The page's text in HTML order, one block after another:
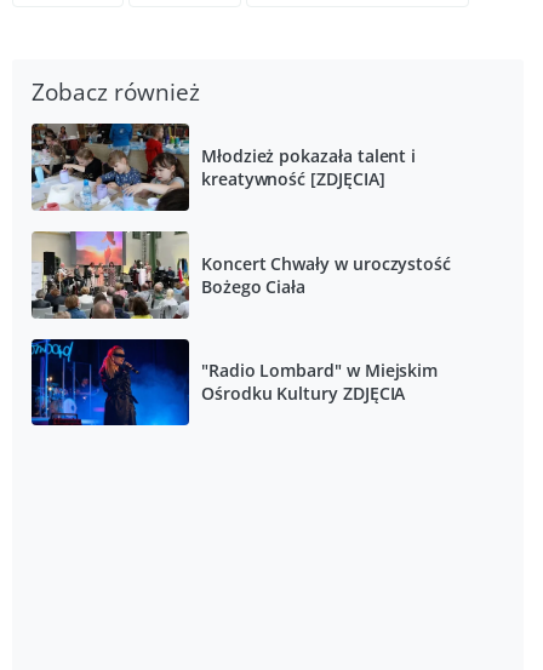
Zobacz również
Młodzież pokazała talent i
kreatywność [ZDJĘCIA]
Koncert Chwały w uroczystość
Bożego Ciała
"Radio Lombard" w Miejskim
Ośrodku Kultury ZDJĘCIA